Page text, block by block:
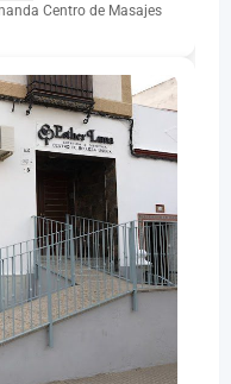
Centro de Masajes